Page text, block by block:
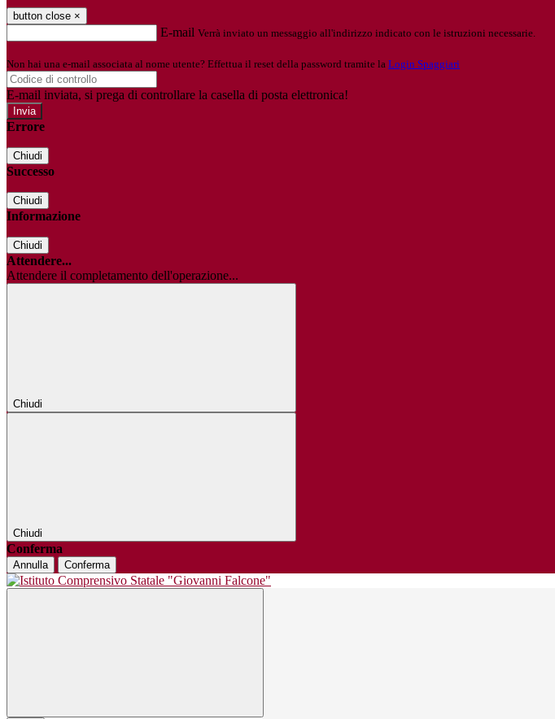
button close ×
E-mail Verrà inviato un messaggio all'indirizzo indicato con le istruzioni necessarie.
Non hai una e-mail associata al nome utente? Effettua il reset della password tramite la Login Spaggiari
E-mail inviata, si prega di controllare la casella di posta elettronica!
Errore
Chiudi
Successo
Chiudi
Informazione
Chiudi
Attendere...
Attendere il completamento dell'operazione...
Chiudi
Chiudi
Conferma
Annulla Conferma